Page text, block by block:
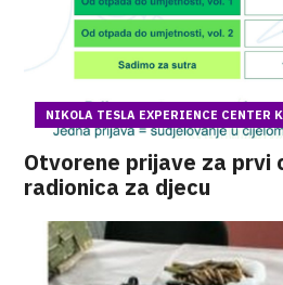
NIKOLA TESLA EXPERIENCE CENTER
Otvorene prijave za prvi
radionica za djecu